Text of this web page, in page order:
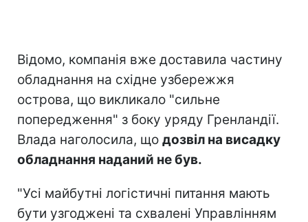
Відомо, компанія вже доставила частину
обладнання на східне узбережжя
острова, що викликало "сильне
попередження" з боку уряду Гренландії.
Влада наголосила, що дозвіл на висадку
обладнання наданий не був.
"Усі майбутні логістичні питання мають
бути узгоджені та схвалені Управлінням